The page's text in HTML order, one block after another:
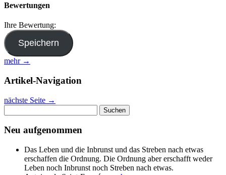
Bewertungen
Ihre Bewertung:
mehr →
Artikel-Navigation
nächste Seite →
nach:
Neu aufgenommen
Das Leben und die Inbrunst und das Streben nach etwas
erschaffen die Ordnung. Die Ordnung aber erschafft weder
Leben noch Inbrunst noch Streben nach etwas.